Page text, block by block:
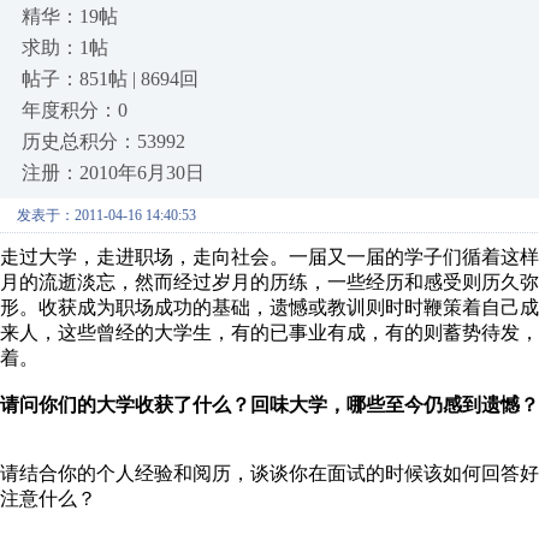
精华：19帖
求助：1帖
帖子：851帖 | 8694回
年度积分：0
历史总积分：53992
注册：2010年6月30日
发表于：2011-04-16 14:40:53
走过大学，走进职场，走向社会。一届又一届的学子们循着这
月的流逝淡忘，然而经过岁月的历练，一些经历和感受则历久
形。收获成为职场成功的基础，遗憾或教训则时时鞭策着自己
来人，这些曾经的大学生，有的已事业有成，有的则蓄势待发
着。
请问你们的大学收获了什么？回味大学，哪些至今仍感到遗憾？
请结合你的个人经验和阅历，谈谈你在面试的时候该如何回答
注意什么？